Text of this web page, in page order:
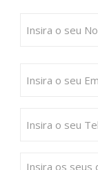
Texto